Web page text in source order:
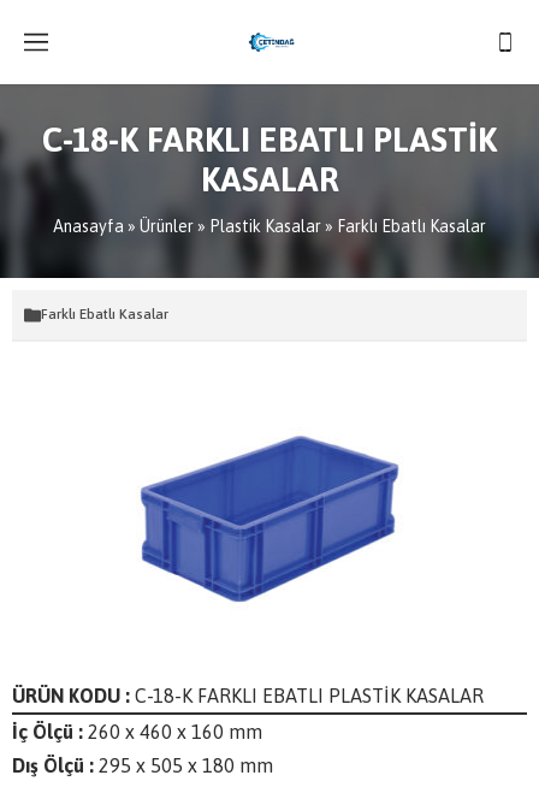
C-18-K FARKLI EBATLI PLASTİK
KASALAR
Anasayfa » Ürünler » Plastik Kasalar » Farklı Ebatlı Kasalar
Farklı Ebatlı Kasalar
ÜRÜN KODU : C-18-K FARKLI EBATLI PLASTİK KASALAR
İç Ölçü : 260 x 460 x 160 mm
Dış Ölçü : 295 x 505 x 180 mm